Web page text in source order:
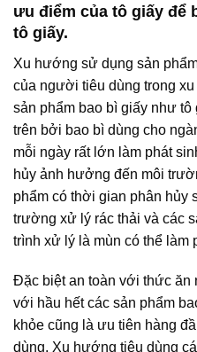
ưu điểm của tô giấy để
tô giấy.
Xu hướng sử dụng sản
của người tiêu dùng trong
sản phẩm bao bì giấy như
trên bởi bao bì dùng cho
mỗi ngày rất lớn làm phát
hủy ảnh hưởng đến môi
phẩm có thời gian phân hủy
trường xử lý rác thải và các
trình xử lý là mùn có thể làm
Đặc biệt an toàn với thức ăn
với hầu hết các sản phẩm
khỏe cũng là ưu tiên hàng
dùng. Xu hướng tiêu dùng